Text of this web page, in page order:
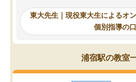
れるので、親としても安心です。毎日
使える自習室とかもあり、わからない
ところがあれば先生が回答してくれる
のも重宝しています。
東大先生｜現役東大生によるオ
個別指導の
浦宿駅の教室